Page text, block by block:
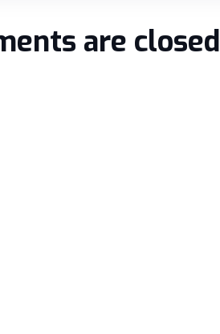
are closed